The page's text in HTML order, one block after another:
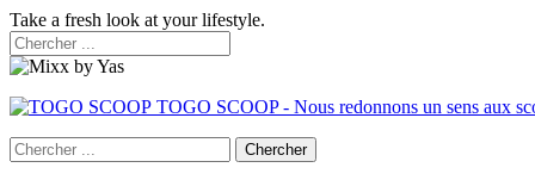
Take a fresh look at your lifestyle.
TOGO SCOOP - Nous redonnons un sens aux